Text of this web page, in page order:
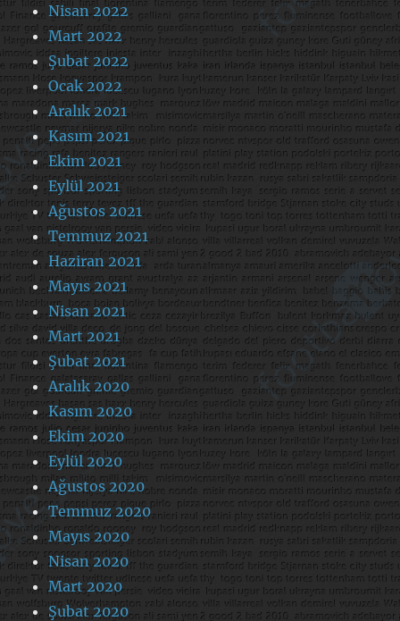
Nisan 2022
Mart 2022
Şubat 2022
Ocak 2022
Aralık 2021
Kasım 2021
Ekim 2021
Eylül 2021
Ağustos 2021
Temmuz 2021
Haziran 2021
Mayıs 2021
Nisan 2021
Mart 2021
Şubat 2021
Aralık 2020
Kasım 2020
Ekim 2020
Eylül 2020
Ağustos 2020
Temmuz 2020
Mayıs 2020
Nisan 2020
Mart 2020
Şubat 2020